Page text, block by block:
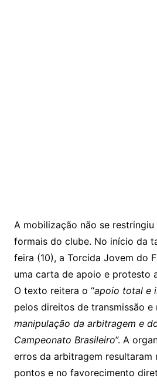
A mobilização não se restringiu
formais do clube. No início da
feira (10), a Torcida Jovem do
uma carta de apoio e protesto
O texto reitera o “apoio total e
pelos direitos de transmissão e
manipulação da arbitragem e
Campeonato Brasileiro”. A
erros da arbitragem resultaram
pontos e no favorecimento